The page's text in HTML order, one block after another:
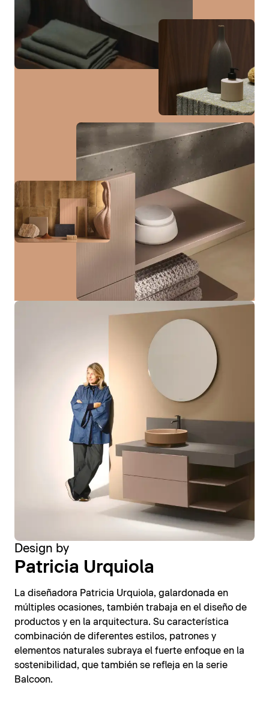
Design by
Patricia Urquiola
La diseñadora Patricia Urquiola, galardonada en
múltiples ocasiones, también trabaja en el diseño de
productos y en la arquitectura. Su característica
combinación de diferentes estilos, patrones y
elementos naturales subraya el fuerte enfoque en la
sostenibilidad, que también se refleja en la serie
Balcoon.